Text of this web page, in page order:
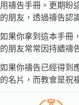
用禱告手冊。更期盼
的朋友，透過禱告認
如果你拿到這本手冊
的朋友常常因持續禱
如果你禱告已經得到
的名片，而教會是祝